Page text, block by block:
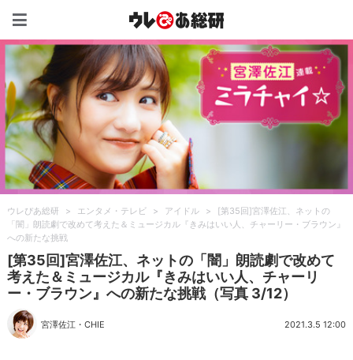
ウレぴあ総研 > エンタメ・テレビ > アイドル >
[第35回]宮澤佐江、ネットの
「闇」朗読劇で改めて考えた＆ミュージカル『きみはいい人、チャーリー・ブラウン』
への新たな挑戦
[第35回]宮澤佐江、ネットの「闇」朗読劇で改めて
考えた＆ミュージカル『きみはいい人、チャーリ
ー・ブラウン』への新たな挑戦（写真 3/12）
宮澤佐江 ・CHIE 2021.3.5 12:00